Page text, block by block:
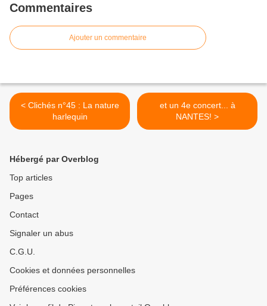
Commentaires
Ajouter un commentaire
< Clichés n°45 : La nature
harlequin
et un 4e concert... à
NANTES! >
Hébergé par Overblog
Top articles
Pages
Contact
Signaler un abus
C.G.U.
Cookies et données personnelles
Préférences cookies